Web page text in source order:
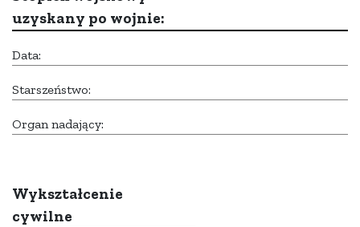
uzyskany po wojnie:
Data:
Starszeństwo:
Organ nadający:
Wykształcenie
cywilne